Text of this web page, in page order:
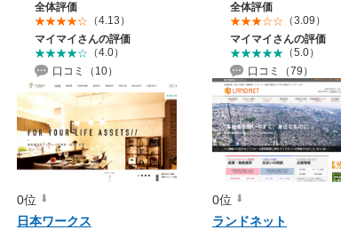
全体評価
（4.13）
マイマイさんの評価
（4.0）
口コミ（10）
全体評価
（3.09）
マイマイさんの評価
（5.0）
口コミ（79）
0位
日本ワークス
0位
ランドネット